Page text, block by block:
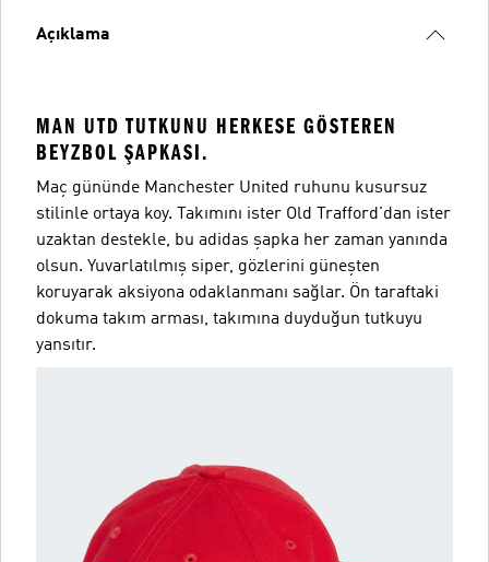
Açıklama
MAN UTD TUTKUNU HERKESE GÖSTEREN
BEYZBOL ŞAPKASI.
Maç gününde Manchester United ruhunu kusursuz
stilinle ortaya koy. Takımını ister Old Trafford'dan ister
uzaktan destekle, bu adidas şapka her zaman yanında
olsun. Yuvarlatılmış siper, gözlerini güneşten
koruyarak aksiyona odaklanmanı sağlar. Ön taraftaki
dokuma takım arması, takımına duyduğun tutkuyu
yansıtır.